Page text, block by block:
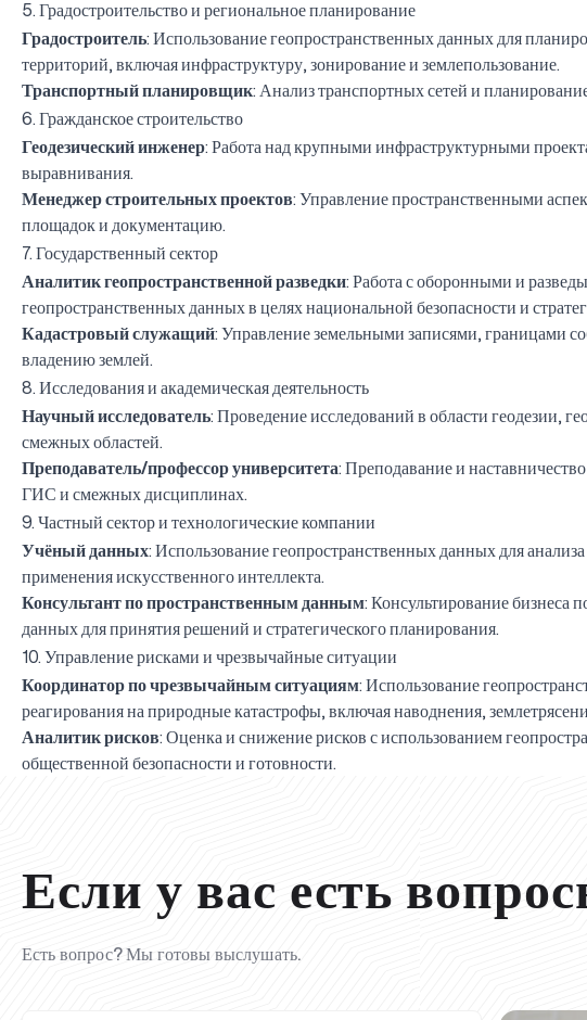
5. Градостроительство и региональное планирование
Градостроитель: Использование геопространственных данных для
территорий, включая инфраструктуру, зонирование и землепользование.
Транспортный планировщик: Анализ транспортных сетей и
6. Гражданское строительство
Геодезический инженер: Работа над крупными инфраструктурными
выравнивания.
Менеджер строительных проектов: Управление пространственными
площадок и документацию.
7. Государственный сектор
Аналитик геопространственной разведки: Работа с оборонными и
геопространственных данных в целях национальной безопасности и
Кадастровый служащий: Управление земельными записями, границами
владению землей.
8. Исследования и академическая деятельность
Научный исследователь: Проведение исследований в области геодезии,
смежных областей.
Преподаватель/профессор университета: Преподавание и
ГИС и смежных дисциплинах.
9. Частный сектор и технологические компании
Учёный данных: Использование геопространственных данных для
применения искусственного интеллекта.
Консультант по пространственным данным: Консультирование бизнеса
данных для принятия решений и стратегического планирования.
10. Управление рисками и чрезвычайные ситуации
Координатор по чрезвычайным ситуациям: Использование
реагирования на природные катастрофы, включая наводнения,
Аналитик рисков: Оценка и снижение рисков с использованием
общественной безопасности и готовности.
Если у вас есть
Есть вопрос? Мы готовы выслушать.